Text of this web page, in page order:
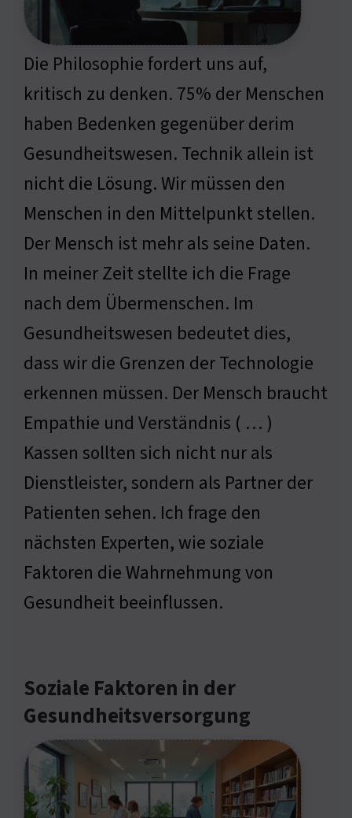
Die Philosophie fordert uns auf,
kritisch zu denken. 75% der Menschen
haben Bedenken gegenüber derim
Gesundheitswesen. Technik allein ist
nicht die Lösung. Wir müssen den
Menschen in den Mittelpunkt stellen.
Der Mensch ist mehr als seine Daten.
In meiner Zeit stellte ich die Frage
nach dem Übermenschen. Im
Gesundheitswesen bedeutet dies,
dass wir die Grenzen der Technologie
erkennen müssen. Der Mensch braucht
Empathie und Verständnis ( … )
Kassen sollten sich nicht nur als
Dienstleister, sondern als Partner der
Patienten sehen. Ich frage den
nächsten Experten, wie soziale
Faktoren die Wahrnehmung von
Gesundheit beeinflussen.
Soziale Faktoren in der
Gesundheitsversorgung